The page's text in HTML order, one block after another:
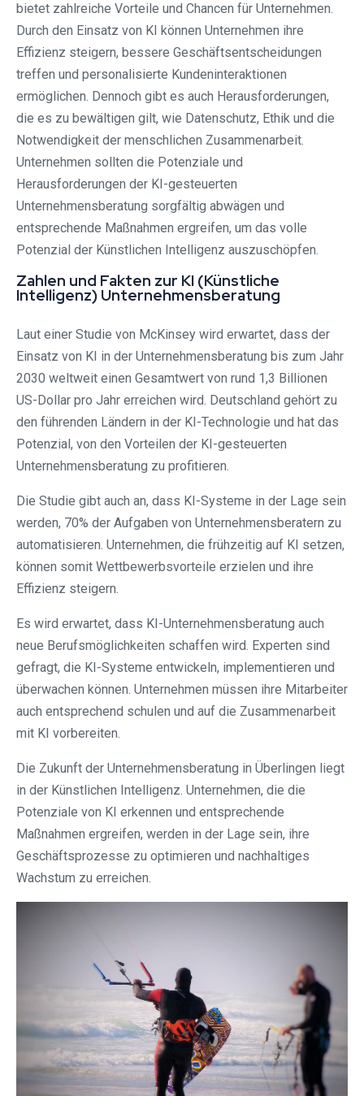
bietet zahlreiche Vorteile und Chancen für Unternehmen.
Durch den Einsatz von KI können Unternehmen ihre
Effizienz steigern, bessere Geschäftsentscheidungen
treffen und personalisierte Kundeninteraktionen
ermöglichen. Dennoch gibt es auch Herausforderungen,
die es zu bewältigen gilt, wie Datenschutz, Ethik und die
Notwendigkeit der menschlichen Zusammenarbeit.
Unternehmen sollten die Potenziale und
Herausforderungen der KI-gesteuerten
Unternehmensberatung sorgfältig abwägen und
entsprechende Maßnahmen ergreifen, um das volle
Potenzial der Künstlichen Intelligenz auszuschöpfen.
Zahlen und Fakten zur KI (Künstliche
Intelligenz) Unternehmensberatung
Laut einer Studie von McKinsey wird erwartet, dass der
Einsatz von KI in der Unternehmensberatung bis zum Jahr
2030 weltweit einen Gesamtwert von rund 1,3 Billionen
US-Dollar pro Jahr erreichen wird. Deutschland gehört zu
den führenden Ländern in der KI-Technologie und hat das
Potenzial, von den Vorteilen der KI-gesteuerten
Unternehmensberatung zu profitieren.
Die Studie gibt auch an, dass KI-Systeme in der Lage sein
werden, 70% der Aufgaben von Unternehmensberatern zu
automatisieren. Unternehmen, die frühzeitig auf KI setzen,
können somit Wettbewerbsvorteile erzielen und ihre
Effizienz steigern.
Es wird erwartet, dass KI-Unternehmensberatung auch
neue Berufsmöglichkeiten schaffen wird. Experten sind
gefragt, die KI-Systeme entwickeln, implementieren und
überwachen können. Unternehmen müssen ihre Mitarbeiter
auch entsprechend schulen und auf die Zusammenarbeit
mit KI vorbereiten.
Die Zukunft der Unternehmensberatung in Überlingen liegt
in der Künstlichen Intelligenz. Unternehmen, die die
Potenziale von KI erkennen und entsprechende
Maßnahmen ergreifen, werden in der Lage sein, ihre
Geschäftsprozesse zu optimieren und nachhaltiges
Wachstum zu erreichen.